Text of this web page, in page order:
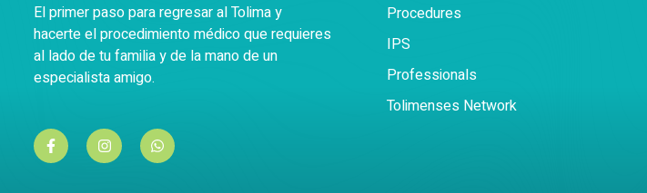
El primer paso para regresar al Tolima y
hacerte el procedimiento médico que requieres
al lado de tu familia y de la mano de un
especialista amigo.
Procedures
IPS
Professionals
Tolimenses Network